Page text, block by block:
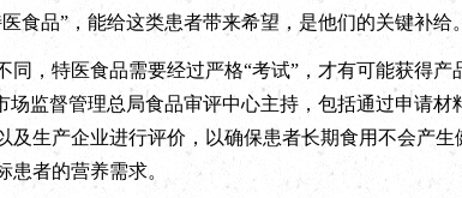
食品”，能给这类患者带来希望，是他们的关键补给
，特医食品需要经过严格“考试”，才有可能获得产
场监督管理总局食品审评中心主持，包括通过申请
及生产企业进行评价，以确保患者长期食用不会产
患者的营养需求。